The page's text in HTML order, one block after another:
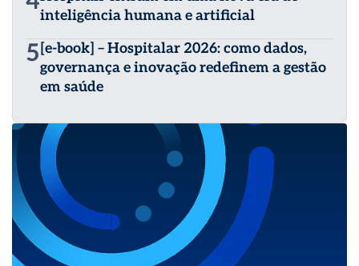
inteligência humana e artificial
5 [e-book] – Hospitalar 2026: como dados,
governança e inovação redefinem a gestão
em saúde